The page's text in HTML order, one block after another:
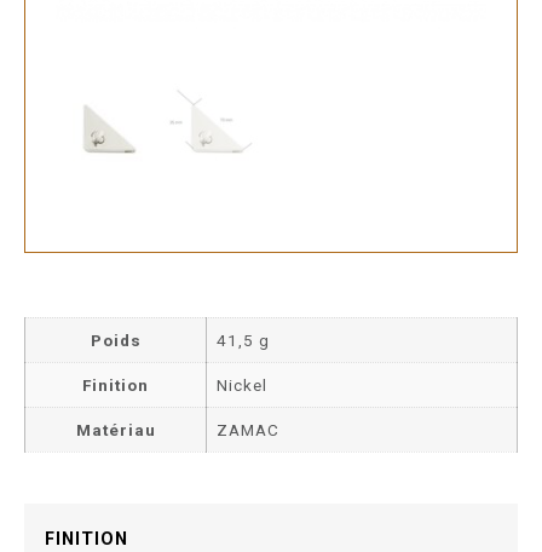
Poids 41,5 g
Finition Nickel
Matériau ZAMAC
FINITION